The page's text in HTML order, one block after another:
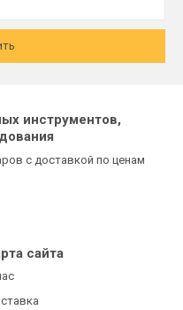
инструментов,
с доставкой по ценам
сайта